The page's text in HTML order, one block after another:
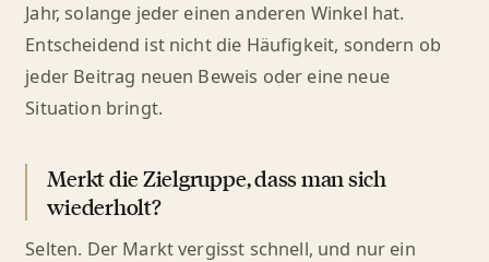
Jahr, solange jeder einen anderen Winkel hat.
Entscheidend ist nicht die Häufigkeit, sondern ob
jeder Beitrag neuen Beweis oder eine neue
Situation bringt.
Merkt die Zielgruppe, dass man sich
wiederholt?
Selten. Der Markt vergisst schnell, und nur ein